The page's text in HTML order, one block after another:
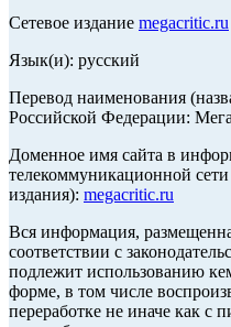
Сетевое издание megacritic.ru
Язык(и): русский
Перевод наименования
Российской Федерации:
Доменное имя сайта в
телекоммуникационной
издания): megacritic.ru
Вся информация,
соответствии с
подлежит использованию
форме, в том числе
переработке не иначе как с